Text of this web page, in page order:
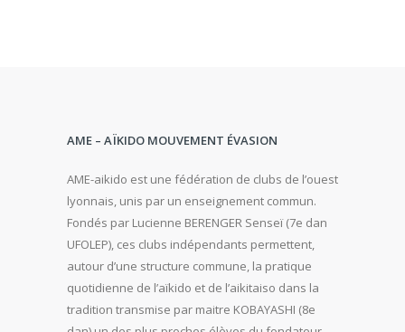
AME – AÏKIDO MOUVEMENT ÉVASION
AME-aikido est une fédération de clubs de l’ouest
lyonnais, unis par un enseignement commun.
Fondés par Lucienne BERENGER Senseï (7e dan
UFOLEP), ces clubs indépendants permettent,
autour d’une structure commune, la pratique
quotidienne de l’aïkido et de l’aikitaiso dans la
tradition transmise par maitre KOBAYASHI (8e